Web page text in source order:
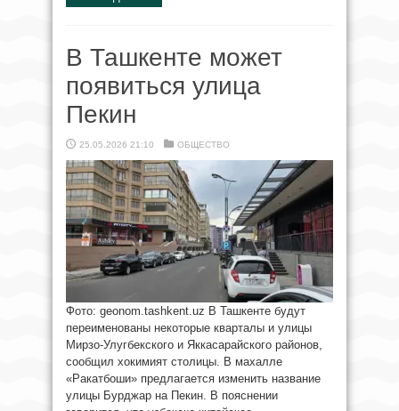
В Ташкенте может
появиться улица
Пекин
25.05.2026 21:10 ОБЩЕСТВО
Фото: geonom.tashkent.uz В Ташкенте будут
переименованы некоторые кварталы и улицы
Мирзо-Улугбекского и Яккасарайского районов,
сообщил хокимият столицы. В махалле
«Ракатбоши» предлагается изменить название
улицы Бурджар на Пекин. В пояснении